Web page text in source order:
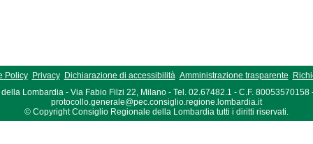
Policy Privacy Dichiarazione di accessibilità Amministrazione trasparente
Lombardia - Via Fabio Filzi 22, Milano - Tel. 02.67482.1 - C.F. 80053570158
protocollo.generale@pec.consiglio.regione.lombardia.it
© Copyright Consiglio Regionale della Lombardia tutti i diritti riservati.